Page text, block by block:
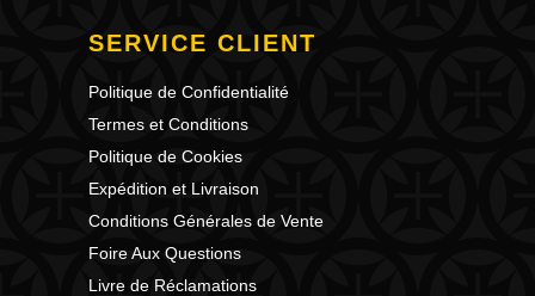
SERVICE CLIENT
Politique de Confidentialité
Termes et Conditions
Politique de Cookies
Expédition et Livraison
Conditions Générales de Vente
Foire Aux Questions
Livre de Réclamations